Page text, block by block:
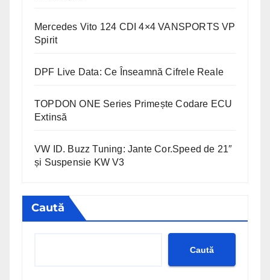
Mercedes Vito 124 CDI 4×4 VANSPORTS VP
Spirit
DPF Live Data: Ce Înseamnă Cifrele Reale
TOPDON ONE Series Primește Codare ECU
Extinsă
VW ID. Buzz Tuning: Jante Cor.Speed de 21″
și Suspensie KW V3
Caută
Caută